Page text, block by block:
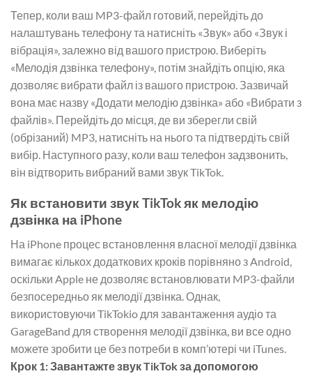
Тепер, коли ваш MP3-файл готовий, перейдіть до
налаштувань телефону та натисніть «Звук» або «Звук і
вібрація», залежно від вашого пристрою. Виберіть
«Мелодія дзвінка телефону», потім знайдіть опцію, яка
дозволяє вибрати файл із вашого пристрою. Зазвичай
вона має назву «Додати мелодію дзвінка» або «Вибрати з
файлів». Перейдіть до місця, де ви зберегли свій
(обрізаний) MP3, натисніть на нього та підтвердіть свій
вибір. Наступного разу, коли ваш телефон задзвонить,
він відтворить вибраний вами звук TikTok.
Як встановити звук TikTok як мелодію
дзвінка на iPhone
На iPhone процес встановлення власної мелодії дзвінка
вимагає кількох додаткових кроків порівняно з Android,
оскільки Apple не дозволяє встановлювати MP3-файли
безпосередньо як мелодії дзвінка. Однак,
використовуючи TikTokio для завантаження аудіо та
GarageBand для створення мелодії дзвінка, ви все одно
можете зробити це без потреби в комп’ютері чи iTunes.
Крок 1: Завантажте звук TikTok за допомогою